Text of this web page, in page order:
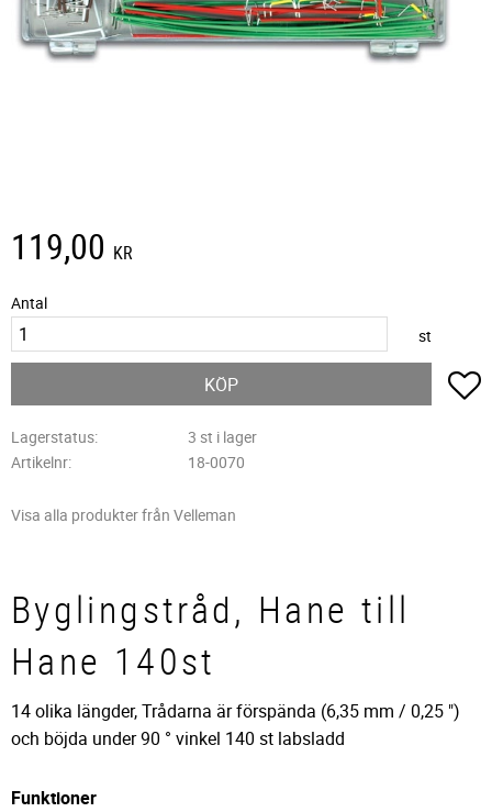
119,00 KR
Antal
st
KÖP
Lagerstatus
3 st i lager
Artikelnr
18-0070
Visa alla produkter från Velleman
Byglingstråd, Hane till
Hane 140st
14 olika längder, Trådarna är förspända (6,35 mm / 0,25 ")
och böjda under 90 ° vinkel 140 st labsladd
Funktioner